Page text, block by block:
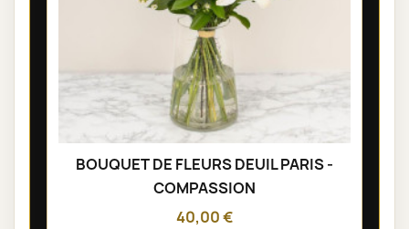
BOUQUET DE FLEURS DEUIL PARIS -
COMPASSION
40,00 €